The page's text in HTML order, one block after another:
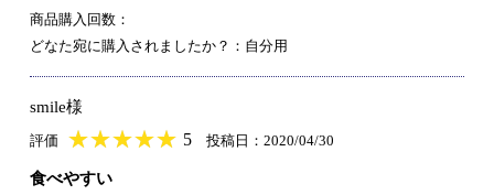
商品購入回数：
どなた宛に購入されましたか？：自分用
smile様
評価 ★★★★★
★★★★★ 5 投稿日：2020/04/30
食べやすい